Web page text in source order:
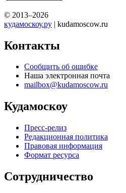
© 2013–2026
кудамоскоу.ру | kudamoscow.ru
Контакты
Сообщить об ошибке
Наша электронная почта
mailbox@kudamoscow.ru
Кудамоскоу
Пресс-релиз
Редакционная политика
Правовая информация
Формат ресурса
Сотрудничество